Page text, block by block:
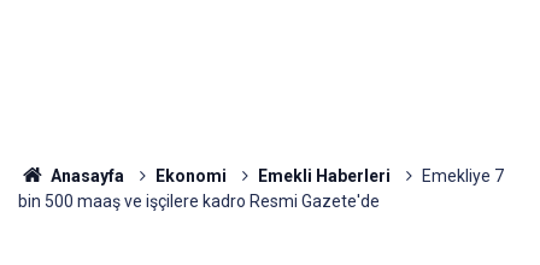
Anasayfa Ekonomi Emekli Haberleri
Emekliye 7
bin 500 maaş ve işçilere kadro Resmi Gazete'de